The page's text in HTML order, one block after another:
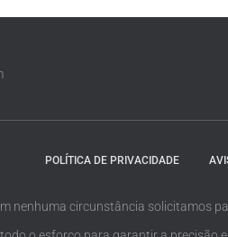
POLÍTICA DE PRIVACIDADE
nenhuma circunstância solicitamos